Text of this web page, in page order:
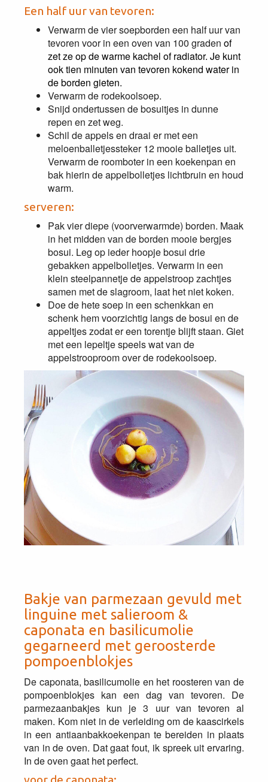
Een half uur van tevoren:
Verwarm de vier soepborden een half uur van
tevoren voor in een oven van 100 graden of
zet ze op de warme kachel of radiator. Je kunt
ook tien minuten van tevoren kokend water in
de borden gieten.
Verwarm de rodekoolsoep.
Snijd ondertussen de bosuitjes in dunne
repen en zet weg.
Schil de appels en draai er met een
meloenballetjessteker 12 mooie balletjes uit.
Verwarm de roomboter in een koekenpan en
bak hierin de appelbolletjes lichtbruin en houd
warm.
serveren:
Pak vier diepe (voorverwarmde) borden. Maak
in het midden van de borden mooie bergjes
bosui. Leg op ieder hoopje bosui drie
gebakken appelbolletjes. Verwarm in een
klein steelpannetje de appelstroop zachtjes
samen met de slagroom, laat het niet koken.
Doe de hete soep in een schenkkan en
schenk hem voorzichtig langs de bosui en de
appeltjes zodat er een torentje blijft staan. Giet
met een lepeltje speels wat van de
appelstrooproom over de rodekoolsoep.
Bakje van parmezaan gevuld met
linguine met salieroom &
caponata en basilicumolie
gegarneerd met geroosterde
pompoenblokjes
De caponata, basilicumolie en het roosteren van de
pompoenblokjes kan een dag van tevoren. De
parmezaanbakjes kun je 3 uur van tevoren al
maken. Kom niet in de verleiding om de kaascirkels
in een antiaanbakkoekenpan te bereiden in plaats
van in de oven. Dat gaat fout, ik spreek uit ervaring.
In de oven gaat het perfect.
voor de caponata: